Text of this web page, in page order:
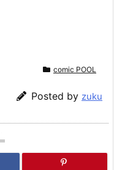
comic POOL
Posted by zuku